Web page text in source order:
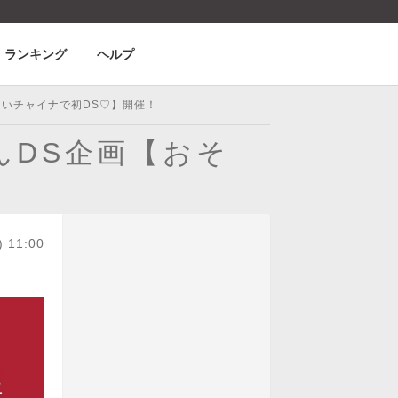
ランキング ヘルプ
チャイナで初DS♡】開催！
企画【おそ
11:00